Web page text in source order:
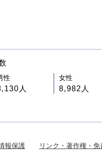
性
人
女性
8,982人
報保護 リンク・著作権・免